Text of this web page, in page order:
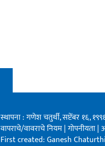
स्थापना : गणेश चतुर्थी, सप्टेंबर १६,
वापराचे/वावराचे नियम|गोपनीयता|
First created: Ganesh